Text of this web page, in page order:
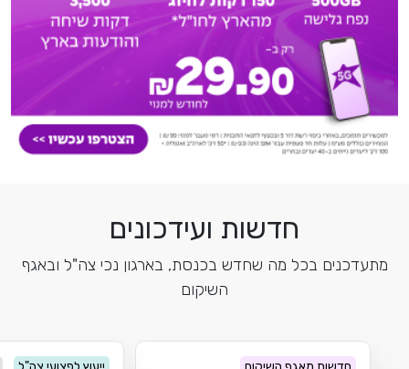
חדשות ועידכונים
מתעדכנים בכל מה שחדש בכנסת, בארגון נכי צה"ל ובאגף
השיקום